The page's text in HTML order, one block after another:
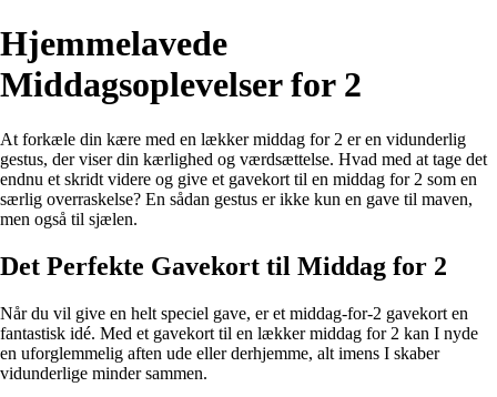
Hjemmelavede
Middagsoplevelser for 2
At forkæle din kære med en lækker middag for 2 er en vidunderlig
gestus, der viser din kærlighed og værdsættelse. Hvad med at tage det
endnu et skridt videre og give et gavekort til en middag for 2 som en
særlig overraskelse? En sådan gestus er ikke kun en gave til maven,
men også til sjælen.
Det Perfekte Gavekort til Middag for 2
Når du vil give en helt speciel gave, er et middag-for-2 gavekort en
fantastisk idé. Med et gavekort til en lækker middag for 2 kan I nyde
en uforglemmelig aften ude eller derhjemme, alt imens I skaber
vidunderlige minder sammen.